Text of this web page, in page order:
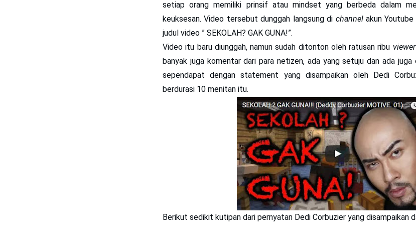
setiap orang memiliki prinsif atau mindset yang berbeda dalam
keuksesan. Video tersebut dunggah langsung di channelakun Youtube
judul video ” SEKOLAH? GAK GUNA!”.
Video itu baru diunggah, namun sudah ditonton oleh ratusan ribu viewer
banyak juga komentar dari para netizen, ada yang setuju dan ada
sependapat dengan statement yang disampaikan oleh Dedi
berdurasi 10 menitan itu.
Berikut sedikit kutipan dari pernyatan Dedi Corbuzier yang disampaikan